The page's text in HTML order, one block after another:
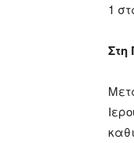
1
Στη